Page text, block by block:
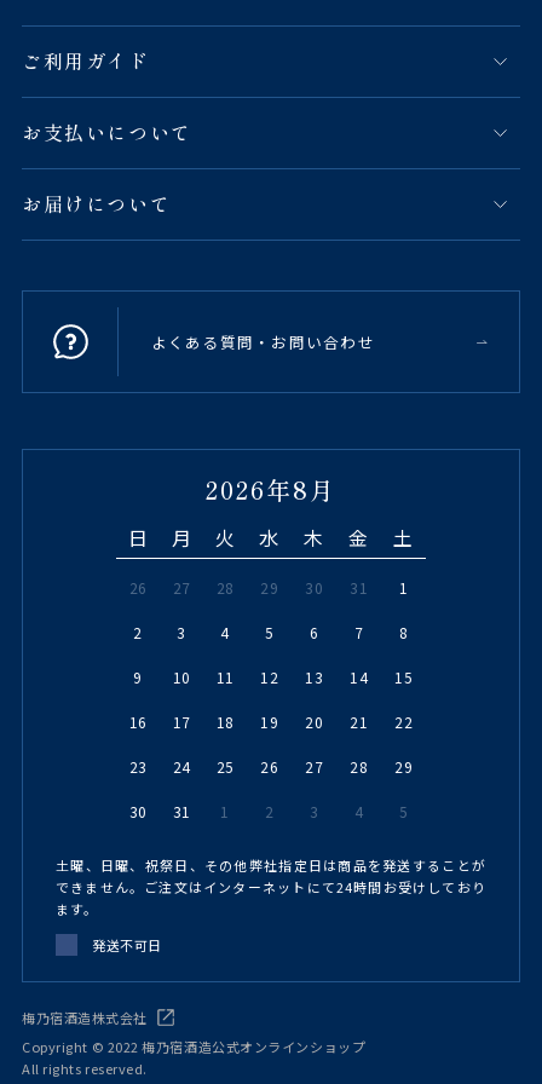
ご利用ガイド
お支払いについて
お届けについて
よくある質問・お問い合わせ
2026年8月
日 月 火 水 木 金 土
26 27 28 29 30 31 1
2 3 4 5 6 7 8
9 10 11 12 13 14 15
16 17 18 19 20 21 22
23 24 25 26 27 28 29
30 31 1 2 3 4 5
土曜、日曜、祝祭日、その他弊社指定日は商品を発送することが
できません。ご注文はインターネットにて24時間お受けしており
ます。
発送不可日
梅乃宿酒造株式会社
Copyright © 2022 梅乃宿酒造公式オンラインショップ
All rights reserved.